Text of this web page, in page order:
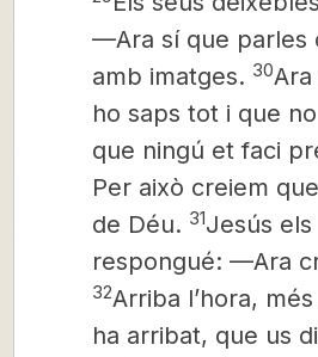
—Ara sí que parles
amb imatges. 30
ho saps tot i que
que ningú et faci
Per això creiem
de Déu. 31Jesús els
respongué: —Ara
32Arriba l’hora,
ha arribat, que us